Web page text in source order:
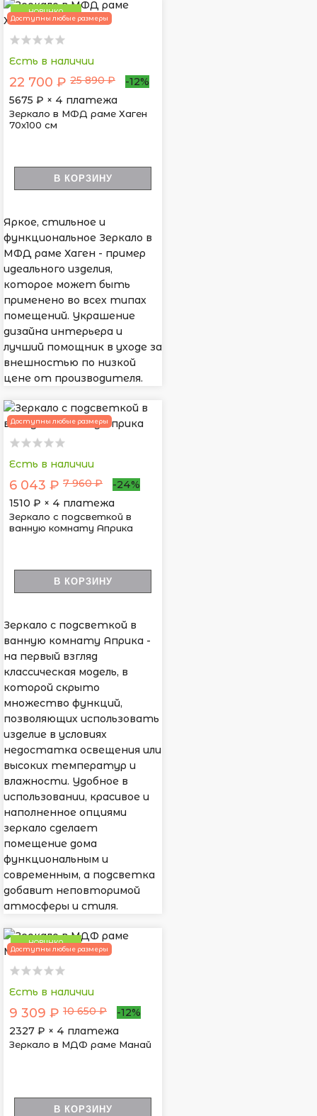
НОВИНКА
Доступны любые размеры
Есть в наличии
22 700 ₽ 25 890 ₽
-12%
5675 ₽ × 4 платежа
Зеркало в МФД раме Хаген
70х100 см
В КОРЗИНУ
Яркое, стильное и
функциональное Зеркало в
МФД раме Хаген - пример
идеального изделия,
которое может быть
применено во всех типах
помещений. Украшение
дизайна интерьера и
лучший помощник в уходе за
внешностью по низкой
цене от производителя.
Доступны любые размеры
Есть в наличии
6 043 ₽ 7 960 ₽
-24%
1510 ₽ × 4 платежа
Зеркало с подсветкой в
ванную комнату Априка
В КОРЗИНУ
Зеркало с подсветкой в
ванную комнату Априка -
на первый взгляд
классическая модель, в
которой скрыто
множество функций,
позволяющих использовать
изделие в условиях
недостатка освещения или
высоких температур и
влажности. Удобное в
использовании, красивое и
наполненное опциями
зеркало сделает
помещение дома
функциональным и
современным, а подсветка
добавит неповторимой
атмосферы и стиля.
НОВИНКА
Доступны любые размеры
Есть в наличии
9 309 ₽ 10 650 ₽
-12%
2327 ₽ × 4 платежа
Зеркало в МДФ раме Манай
В КОРЗИНУ